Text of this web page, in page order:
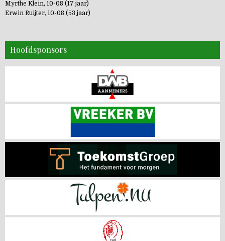
Myrthe Klein, 10-08 (17 jaar)
Erwin Ruijter, 10-08 (53 jaar)
Hoofdsponsors